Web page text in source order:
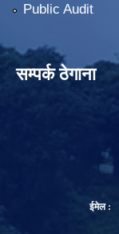
Public Audit
सम्पर्क ठेगाना
ईमेल :